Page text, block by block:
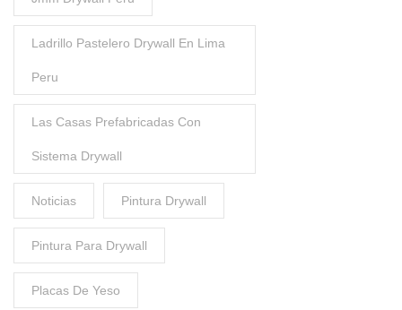
Ladrillo Pastelero Drywall En Lima
Peru
Las Casas Prefabricadas Con
Sistema Drywall
Noticias Pintura Drywall
Pintura Para Drywall
Placas De Yeso